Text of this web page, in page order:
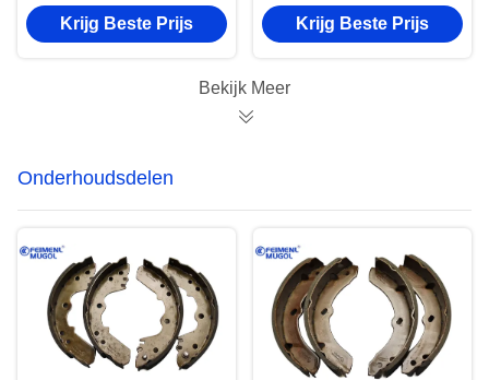
(Rechts), Superieure
Krijg Beste Prijs
Mitsubishi Pajero
Krijg Beste Prijs
Bekijk Meer
Onderhoudsdelen